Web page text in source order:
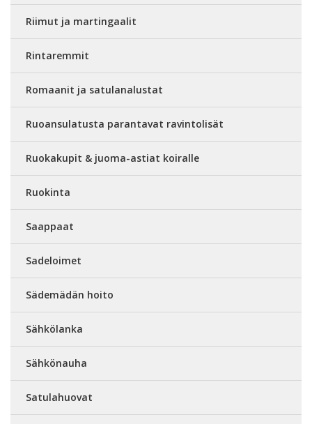
Riimut ja martingaalit
Rintaremmit
Romaanit ja satulanalustat
Ruoansulatusta parantavat ravintolisät
Ruokakupit & juoma-astiat koiralle
Ruokinta
Saappaat
Sadeloimet
Sädemädän hoito
Sähkölanka
Sähkönauha
Satulahuovat